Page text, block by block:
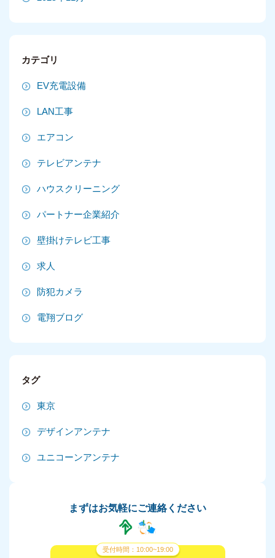
2024年8月
2024年7月
2024年6月
2024年5月
2024年3月
カテゴリ
EV充電設備
LAN工事
エアコン
テレビアンテナ
ハウスクリーニング
パートナー企業紹介
壁掛けテレビ工事
求人
防犯カメラ
電翔ブログ
タグ
東京
デザインアンテナ
ユニコーンアンテナ
まずはお気軽にご連絡ください
受付時間：10:00~19:00